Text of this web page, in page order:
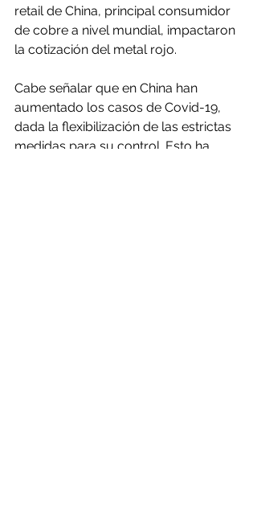
retail de China, principal consumidor
de cobre a nivel mundial, impactaron
la cotización del metal rojo.
Cabe señalar que en China han
aumentado los casos de Covid-19,
dada la flexibilización de las estrictas
medidas para su control. Esto ha